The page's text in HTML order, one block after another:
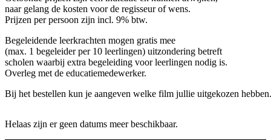
naar gelang de kosten voor de regisseur of wens.
Prijzen per persoon zijn incl. 9% btw.
Begeleidende leerkrachten mogen gratis mee
(max. 1 begeleider per 10 leerlingen) uitzondering betreft
scholen waarbij extra begeleiding voor leerlingen nodig is.
Overleg met de educatiemedewerker.
Bij het bestellen kun je aangeven welke film jullie uitgekozen hebben.
Helaas zijn er geen datums meer beschikbaar.